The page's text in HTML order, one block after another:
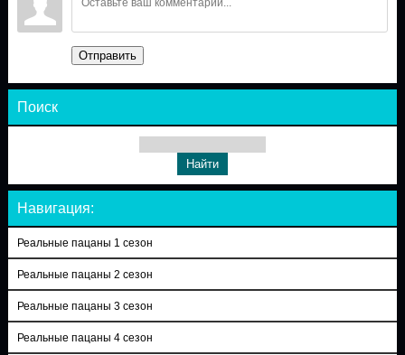
Отправить
Поиск
Навигация:
Реальные пацаны 1 сезон
Реальные пацаны 2 сезон
Реальные пацаны 3 сезон
Реальные пацаны 4 сезон